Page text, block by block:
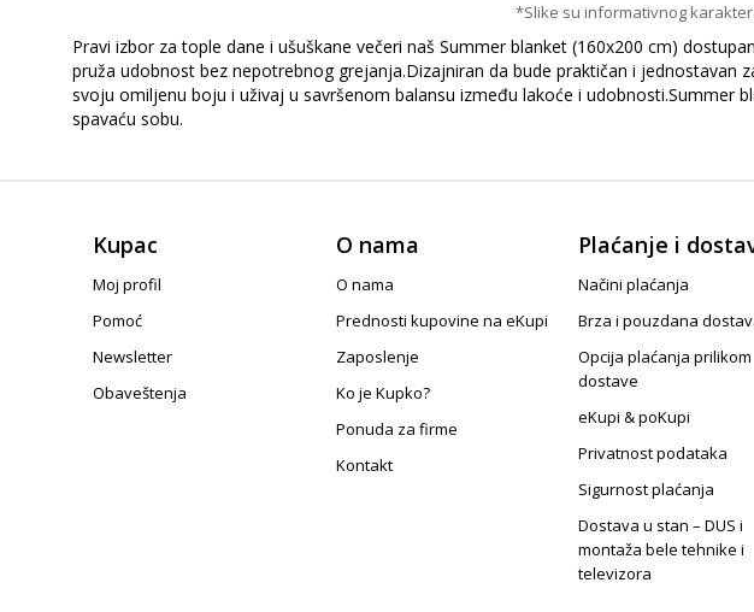
*Slike su informativnog
Pravi izbor za tople dane i ušuškane večeri naš Summer blanket (160x200 cm)
pruža udobnost bez nepotrebnog grejanja.Dizajniran da bude praktičan i jednostavan
svoju omiljenu boju i uživaj u savršenom balansu između lakoće i udobnosti.Summer
spavaću sobu.
Kupac
Moj profil
Pomoć
Newsletter
Obaveštenja
O nama
O nama
Prednosti kupovine na eKupi
Zaposlenje
Ko je Kupko?
Ponuda za firme
Kontakt
Plaćanje i
Načini plaćanja
Brza i pouzdana
Opcija plaćanja prilikom
dostave
eKupi & poKupi
Privatnost podataka
Sigurnost plaćanja
Dostava u stan – DUS i
montaža bele tehnike i
televizora